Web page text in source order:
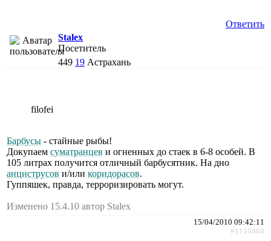
Ответить
Stalex
Посетитель
449 19 Астрахань
filofei
Барбусы - стайные рыбы!
Докупаем суматранцев и огненных до стаек в 6-8 особей. В
105 литрах получится отличный барбусятник. На дно
анциструсов и/или коридорасов.
Гуппяшек, правда, терроризировать могут.
Изменено 15.4.10 автор Stalex
15/04/2010 09:42:11
#1110464